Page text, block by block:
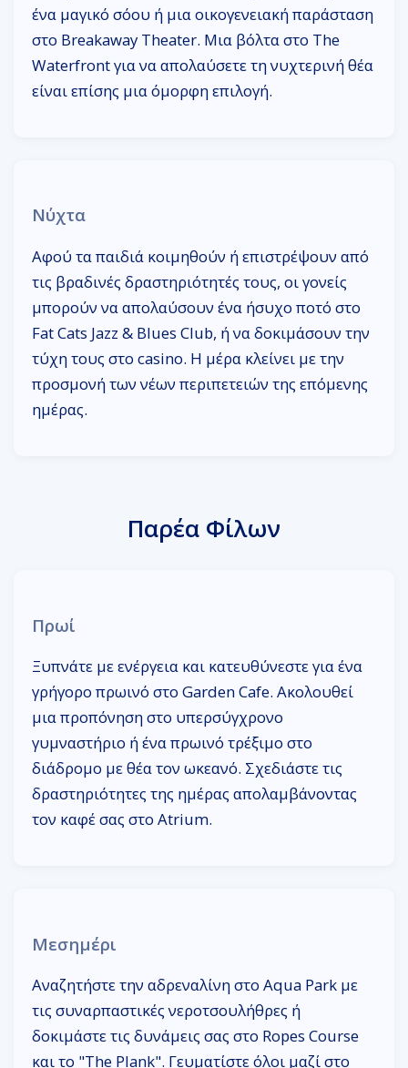
ένα μαγικό σόου ή μια οικογενειακή παράσταση
στο Breakaway Theater. Μια βόλτα στο The
Waterfront για να απολαύσετε τη νυχτερινή θέα
είναι επίσης μια όμορφη επιλογή.
Νύχτα
Αφού τα παιδιά κοιμηθούν ή επιστρέψουν από
τις βραδινές δραστηριότητές τους, οι γονείς
μπορούν να απολαύσουν ένα ήσυχο ποτό στο
Fat Cats Jazz & Blues Club, ή να δοκιμάσουν την
τύχη τους στο casino. Η μέρα κλείνει με την
προσμονή των νέων περιπετειών της επόμενης
ημέρας.
Παρέα Φίλων
Πρωί
Ξυπνάτε με ενέργεια και κατευθύνεστε για ένα
γρήγορο πρωινό στο Garden Cafe. Ακολουθεί
μια προπόνηση στο υπερσύγχρονο
γυμναστήριο ή ένα πρωινό τρέξιμο στο
διάδρομο με θέα τον ωκεανό. Σχεδιάστε τις
δραστηριότητες της ημέρας απολαμβάνοντας
τον καφέ σας στο Atrium.
Μεσημέρι
Αναζητήστε την αδρεναλίνη στο Aqua Park με
τις συναρπαστικές νεροτσουλήθρες ή
δοκιμάστε τις δυνάμεις σας στο Ropes Course
και το "The Plank". Γευματίστε όλοι μαζί στο